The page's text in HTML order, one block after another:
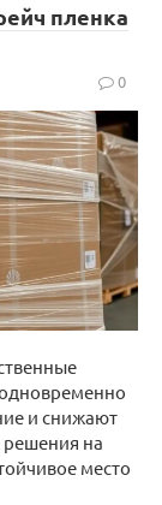
пленка
0
и снижают
на
место